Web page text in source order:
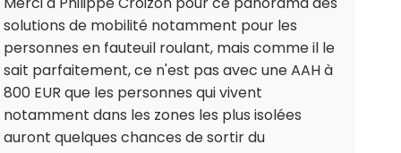
solutions de mobilité notamment pour les
personnes en fauteuil roulant, mais comme il le
sait parfaitement, ce n'est pas avec une AAH à
800 EUR que les personnes qui vivent
notamment dans les zones les plus isolées
auront quelques chances de sortir du